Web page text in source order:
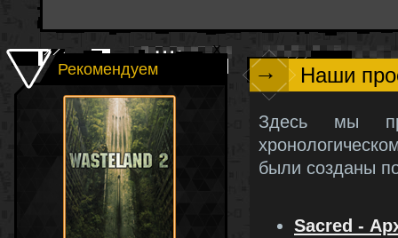
Рекомендуем → Наши
Здесь мы
были созданы
Sacred -